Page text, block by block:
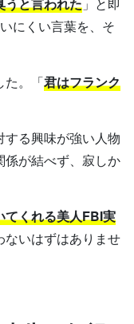
にくい言葉を、そ
た。「君はフランク
る興味が強い人物
係が結べず、寂しか
てくれる美人FBI実
ないはずはありませ